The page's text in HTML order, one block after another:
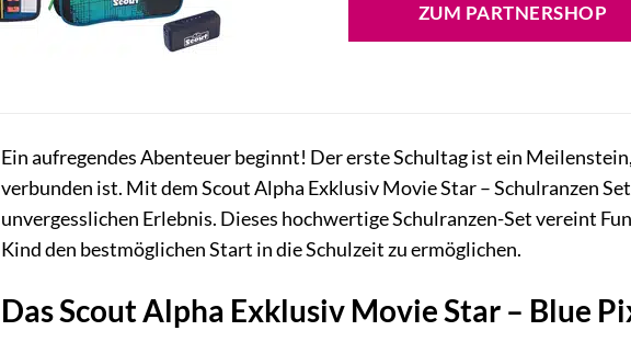
ZUM PARTNERSHOP
Ein aufregendes Abenteuer beginnt! Der erste Schultag ist ein
verbunden ist. Mit dem Scout Alpha Exklusiv Movie Star – Schulranzen
unvergesslichen Erlebnis. Dieses hochwertige Schulranzen-Set vereint
Kind den bestmöglichen Start in die Schulzeit zu ermöglichen.
Das Scout Alpha Exklusiv Movie Star – Blue